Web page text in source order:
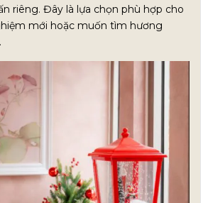
riêng. Đây là lựa chọn phù hợp cho
mới hoặc muốn tìm hương